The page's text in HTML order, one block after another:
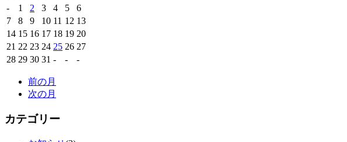
-
1 2 3 4 5
6
7
8 9 10 11 12 13
14 15 16 17 18 19 20
21 22 23 24 25 26 27
28 29 30 31 - - -
前の月
次の月
カテゴリー